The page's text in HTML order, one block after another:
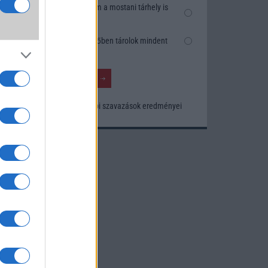
Nem, nekem a mostani tárhely is
Inkább felhőben tárolok mindent
Korábbi szavazások eredményei